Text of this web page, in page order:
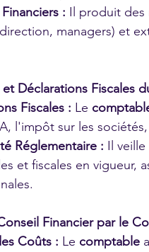
: Il produit des
managers) et
Déclarations Fiscales
Fiscales : Le
l'impôt sur les
Réglementaire : Il
et fiscales en vigueur,
Financier par le
Coûts : Le comptable